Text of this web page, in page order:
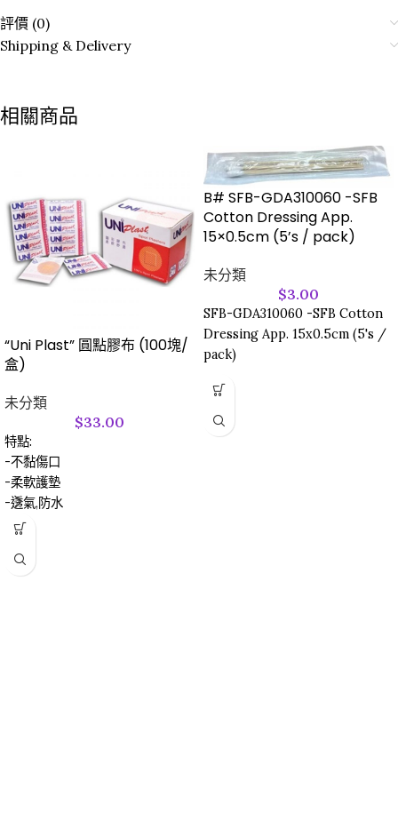
評價 (0)
Shipping & Delivery
相關商品
“Uni Plast” 圓點膠布 (100塊/
盒)
未分類
$33.00
特點:
-不黏傷口
-柔軟護墊
-透氣,防水
-防敏感
B# SFB-GDA310060 -SFB
Cotton Dressing App.
15×0.5cm (5’s / pack)
未分類
$3.00
SFB-GDA310060 -SFB Cotton
Dressing App. 15x0.5cm (5's /
pack)